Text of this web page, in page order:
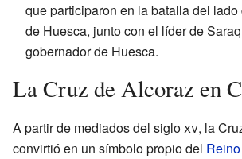
que participaron en la batalla del
de Huesca, junto con el líder de
gobernador de Huesca.
La Cruz de Alcoraz en
A partir de mediados del sigloxv, la
convirtió en un símbolo propio del